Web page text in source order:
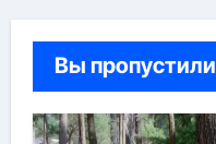
Вы пропустили